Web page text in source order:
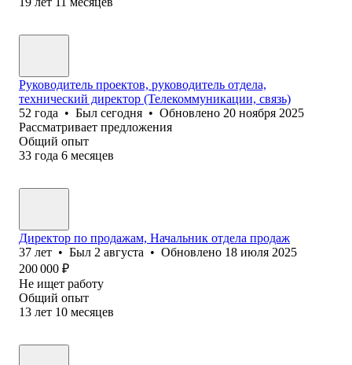
Руководитель проектов, руководитель отдела,
технический директор (Телекоммуникации, связь)
52 года • Был сегодня • Обновлено 20 ноября 2025
Рассматривает предложения
Общий опыт
33 года 6 месяцев
Директор по продажам, Начальник отдела продаж
37 лет • Был 2 августа • Обновлено 18 июля 2025
200 000 ₽
Не ищет работу
Общий опыт
13 лет 10 месяцев